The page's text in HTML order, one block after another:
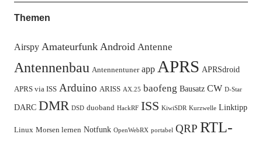
Themen
Airspy Amateurfunk Android Antenne
Antennenbau Antennentuner app APRS APRSdroid
APRS via ISS Arduino ARISS AX.25 baofeng Bausatz CW D-Star
DARC DMR DSD duoband HackRF ISS KiwiSDR Kurzwelle Linktipp
Linux Morsen lernen Notfunk OpenWebRX portabel QRP RTL-